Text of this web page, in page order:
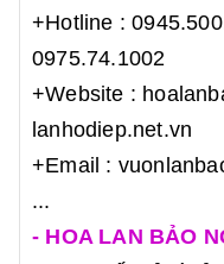
+Hotline :
0975.74.1002
+Website : h
lanhodiep.net.vn
+Email :
...
- HOA LAN BẢO